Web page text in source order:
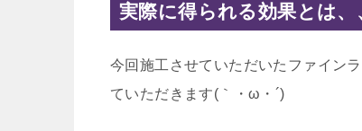
実際に得られる効果とは、
今回施工させていただいたファイン
ていただきます(｀・ω・´)